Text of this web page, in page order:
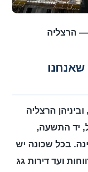
— הרצליה
שאנחנו
הרצליה
יד התשעה,
בכל שכונה יש
ועד דירות גג